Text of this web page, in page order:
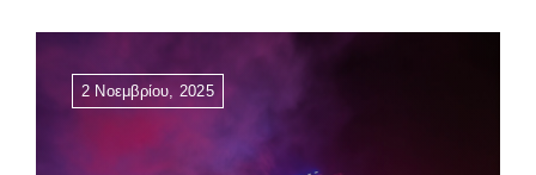
2 Νοεμβρίου, 2025